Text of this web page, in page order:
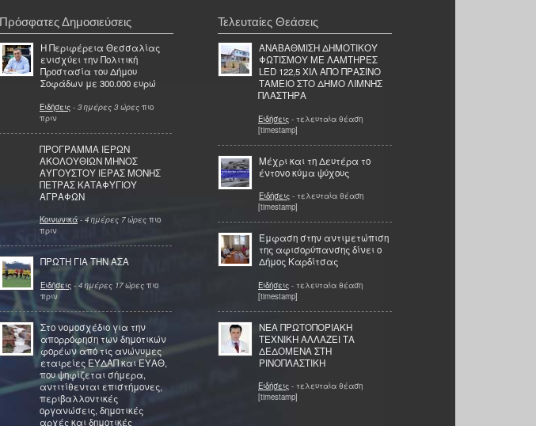
Πρόσφατες Δημοσιεύσεις
Η Περιφέρεια Θεσσαλίας
ενισχύει την Πολιτική
Προστασία του Δήμου
Σοφάδων με 300.000 ευρώ
Ειδήσεις - 3 ημέρες 3 ώρες πιο
πριν
ΠΡΟΓΡΑΜΜΑ ΙΕΡΩΝ
ΑΚΟΛΟΥΘΙΩΝ ΜΗΝΟΣ
ΑΥΓΟΥΣΤΟΥ ΙΕΡΑΣ ΜΟΝΗΣ
ΠΕΤΡΑΣ ΚΑΤΑΦΥΓΙΟΥ
ΑΓΡΑΦΩΝ
Κοινωνικά - 4 ημέρες 7 ώρες πιο
πριν
ΠΡΩΤΗ ΓΙΑ ΤΗΝ ΑΣΑ
Ειδήσεις - 4 ημέρες 17 ώρες πιο
πριν
Στο νομοσχέδιο για την
απορρόφηση των δημοτικών
φορέων από τις ανώνυμες
εταιρείες ΕΥΔΑΠ και ΕΥΑΘ,
που ψηφίζεται σήμερα,
αντιτίθενται επιστήμονες,
περιβαλλοντικές
οργανώσεις, δημοτικές
αρχές και δημοτικές
Τελευταίες Θεάσεις
ΑΝΑΒΑΘΜΙΣΗ ΔΗΜΟΤΙΚΟΥ
ΦΩΤΙΣΜΟΥ ΜΕ ΛΑΜΤΗΡΕΣ
LED 122,5 XIΛ ΑΠΟ ΠΡΑΣΙΝΟ
ΤΑΜΕΙΟ ΣΤΟ ΔΗΜΟ ΛΙΜΝΗΣ
ΠΛΑΣΤΗΡΑ
Ειδήσεις - τελευταία θέαση
[timestamp]
Μέχρι και τη Δευτέρα το
έντονο κύμα ψύχους
Ειδήσεις - τελευταία θέαση
[timestamp]
Έμφαση στην αντιμετώπιση
της αφισορύπανσης δίνει ο
Δήμος Καρδίτσας
Ειδήσεις - τελευταία θέαση
[timestamp]
ΝΕΑ ΠΡΩΤΟΠΟΡΙΑΚΗ
ΤΕΧΝΙΚΗ ΑΛΛΑΖΕΙ ΤΑ
ΔΕΔΟΜΕΝΑ ΣΤΗ
ΡΙΝΟΠΛΑΣΤΙΚΗ
Ειδήσεις - τελευταία θέαση
[timestamp]